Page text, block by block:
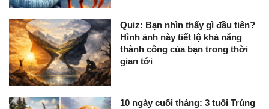
Quiz: Bạn nhìn thấy gì đầu tiên?
Hình ảnh này tiết lộ khả năng
thành công của bạn trong thời
gian tới
10 ngày cuối tháng: 3 tuổi Trúng